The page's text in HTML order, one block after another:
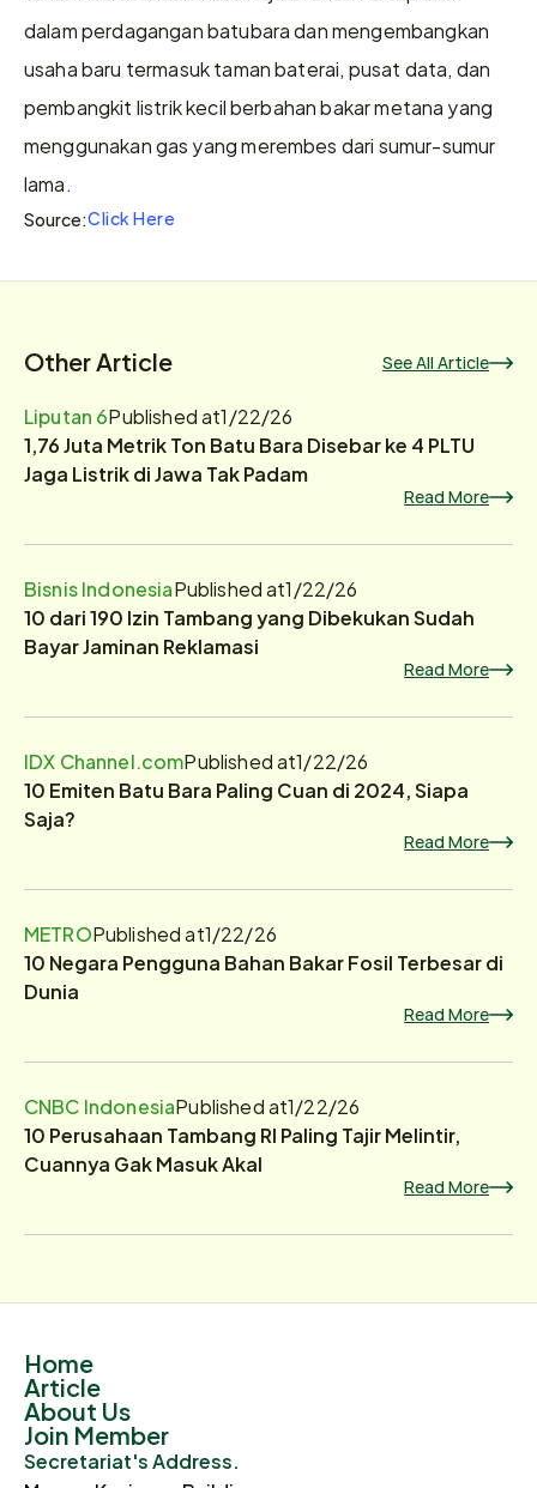
dalam perdagangan batubara dan mengembangkan
usaha baru termasuk taman baterai, pusat data, dan
pembangkit listrik kecil berbahan bakar metana yang
menggunakan gas yang merembes dari sumur-sumur
lama.
Source:Click Here
Other Article See All Article
Liputan 6Published at1/22/26
1,76 Juta Metrik Ton Batu Bara Disebar ke 4 PLTU
Jaga Listrik di Jawa Tak Padam
Read More
Bisnis IndonesiaPublished at1/22/26
10 dari 190 Izin Tambang yang Dibekukan Sudah
Bayar Jaminan Reklamasi
Read More
IDX Channel.comPublished at1/22/26
10 Emiten Batu Bara Paling Cuan di 2024, Siapa
Saja?
Read More
METROPublished at1/22/26
10 Negara Pengguna Bahan Bakar Fosil Terbesar di
Dunia
Read More
CNBC IndonesiaPublished at1/22/26
10 Perusahaan Tambang RI Paling Tajir Melintir,
Cuannya Gak Masuk Akal
Read More
Home
Article
About Us
Join Member
Secretariat's Address.